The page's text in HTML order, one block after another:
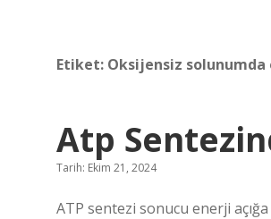
Etiket: Oksijensiz solunumda
Atp
Tarih: Ekim 21, 2024
ATP sentezi sonucu enerji